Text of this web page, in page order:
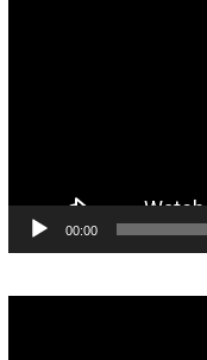
00:00